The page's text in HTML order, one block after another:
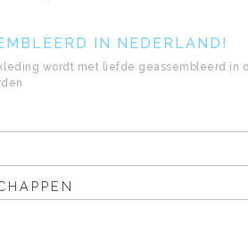
IN NEDERLAND!
wordt met liefde geassembleerd in